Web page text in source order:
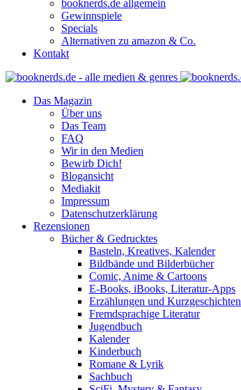
booknerds.de allgemein
Gewinnspiele
Specials
Alternativen zu amazon & Co.
Kontakt
Das Magazin
Über uns
Das Team
FAQ
Wir in den Medien
Bewirb Dich!
Blogansicht
Mediakit
Impressum
Datenschutzerklärung
Rezensionen
Bücher & Gedrucktes
Basteln, Kreatives, Kalender
Bildbände und Bilderbücher
Comic, Anime & Cartoons
E-Books, iBooks, Literatur-Apps
Erzählungen und Kurzgeschichten
Fremdsprachige Literatur
Jugendbuch
Kalender
Kinderbuch
Romane & Lyrik
Sachbuch